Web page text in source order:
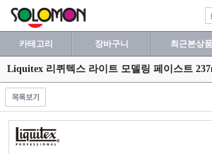
카테고리 장바구니 최근본상품
Liquitex 리퀴텍스 라이트 모델링 페이스트